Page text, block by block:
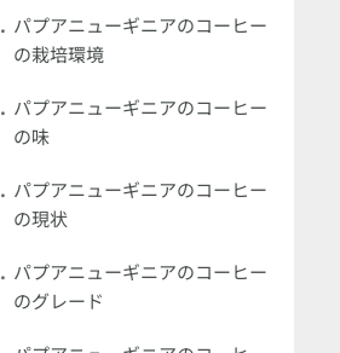
パプアニューギニアのコーヒー
の栽培環境
パプアニューギニアのコーヒー
の味
パプアニューギニアのコーヒー
の現状
パプアニューギニアのコーヒー
のグレード